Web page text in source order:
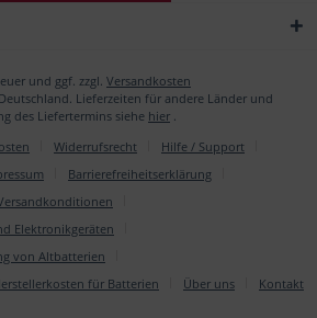
und ggf. zzgl. Versandkosten
Lieferzeiten für andere Länder und
des Liefertermins siehe hier
Widerrufsrecht
Hilfe / Support
Barrierefreiheitserklärung
Elektronikgeräten
von Altbatterien
für Batterien
Über uns Kontakt